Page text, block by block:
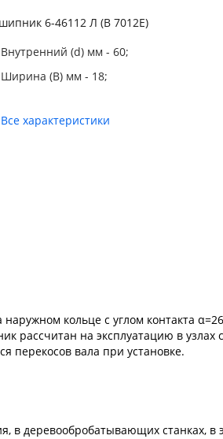
6-46112 Л (В 7012Е)
Внутренний (d) мм -60;
Ширина (B) мм - 18;
Все характеристики
кольце с углом контакта
на эксплуатацию в
перекосов вала при установке.
в деревообробатывающих станках, в